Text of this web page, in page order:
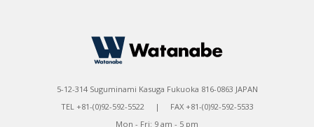
5-12-314 Suguminami Kasuga Fukuoka 816-0863 JAPAN
TEL +81-(0)92-592-5522 | FAX +81-(0)92-592-5533
Mon - Fri: 9 am - 5 pm